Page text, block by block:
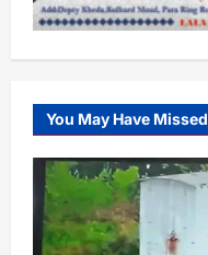
You May Have Missed